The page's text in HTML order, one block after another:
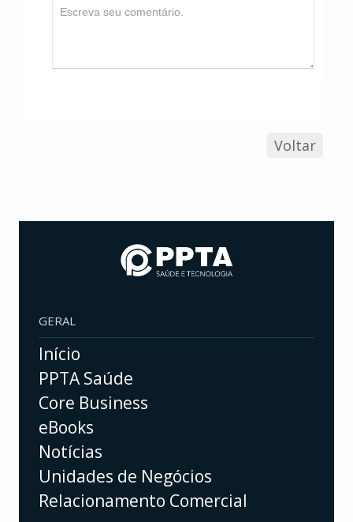
Voltar
GERAL
Início
PPTA Saúde
Core Business
eBooks
Notícias
Unidades de Negócios
Relacionamento Comercial